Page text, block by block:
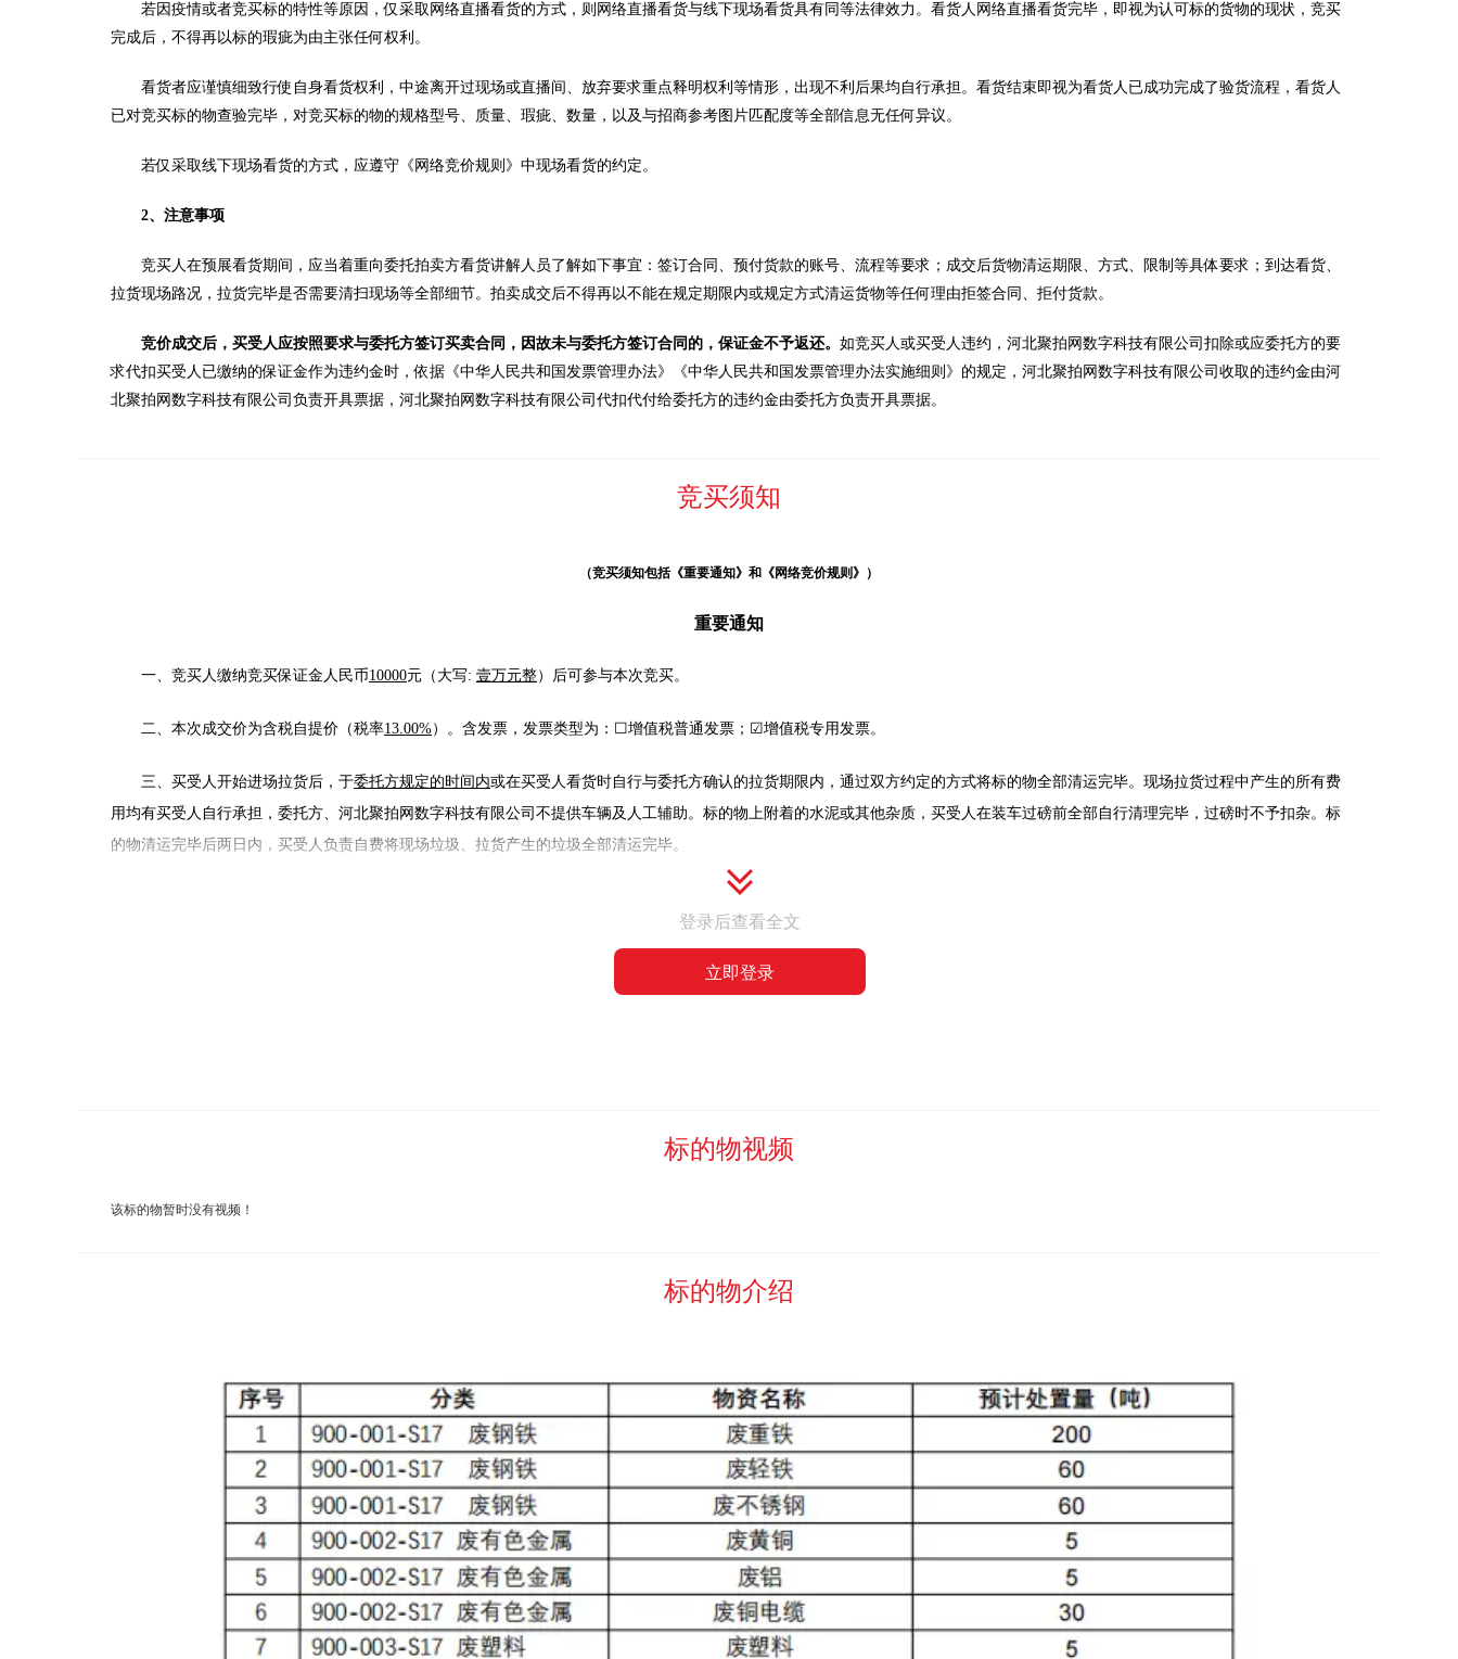
若因疫情或者竞买标的特性等原因，仅采取网络直播看货的方式，则网络直播看货与线下现场看货具有同等法律效力。看货人网络直播看货完毕，即视为认可标的货物的现状，竞买
完成后，不得再以标的瑕疵为由主张任何权利。
看货者应谨慎细致行使自身看货权利，中途离开过现场或直播间、放弃要求重点释明权利等情形，出现不利后果均自行承担。看货结束即视为看货人已成功完成了验货流程，看货人
已对竞买标的物查验完毕，对竞买标的物的规格型号、质量、瑕疵、数量，以及与招商参考图片匹配度等全部信息无任何异议。
若仅采取线下现场看货的方式，应遵守《网络竞价规则》中现场看货的约定。
2、注意事项
竞买人在预展看货期间，应当着重向委托拍卖方看货讲解人员了解如下事宜：签订合同、预付货款的账号、流程等要求；成交后货物清运期限、方式、限制等具体要求；到达看货、
拉货现场路况，拉货完毕是否需要清扫现场等全部细节。拍卖成交后不得再以不能在规定期限内或规定方式清运货物等任何理由拒签合同、拒付货款。
竞价成交后，买受人应按照要求与委托方签订买卖合同，因故未与委托方签订合同的，保证金不予返还。 如竞买人或买受人违约，河北聚拍网数字科技有限公司扣除或应委托方的要
求代扣买受人已缴纳的保证金作为违约金时，依据《中华人民共和国发票管理办法》《中华人民共和国发票管理办法实施细则》的规定，河北聚拍网数字科技有限公司收取的违约金由河
北聚拍网数字科技有限公司负责开具票据，河北聚拍网数字科技有限公司代扣代付给委托方的违约金由委托方负责开具票据。
竞买须知
（竞买须知包括《重要通知》和《网络竞价规则》）
重要通知
一、竞买人缴纳竞买保证金人民币10000元（大写: 壹万元整）后可参与本次竞买。
二、本次成交价为含税自提价（税率13.00%）。含发票，发票类型为：☐增值税普通发票；☑增值税专用发票。
三、买受人开始进场拉货后，于委托方规定的时间内或在买受人看货时自行与委托方确认的拉货期限内，通过双方约定的方式将标的物全部清运完毕。现场拉货过程中产生的所有费
用均有买受人自行承担，委托方、河北聚拍网数字科技有限公司不提供车辆及人工辅助。标的物上附着的水泥或其他杂质，买受人在装车过磅前全部自行清理完毕，过磅时不予扣杂。标
的物清运完毕后两日内，买受人负责自费将现场垃圾、拉货产生的垃圾全部清运完毕。
竞买人违反上述约定的，委托方、河北聚拍网数字科技有限公司有权扣除保证金，并追究违约责任。
网竞价页面展示“买定成交”字样并生成成交通知书，视同“拍卖师落槌或者以其他公开表示买定的方式确认”，此时竞价拍卖成交，平台服务费及佣金数额确定后应当立即支付，支付标准
及佣金；本次成交价为不含票价（部分特殊物品不能开具发票）的，或者因故未能开具发票的，买受人应按照标的物实际成交金额为基数，依照前述比例的标准向河北中废通拍卖有限公
竞价成交后，竞品数量固定不变的，买受人应按照竞价成交数量乘以人民币/元/单位（大写: /）的标准，向河北中废通拍卖有限公司支付平台服务费及佣金；竞品成交数量发
生变化的，买受人按照实际成交数量计算前述平台服务费及佣金。
、按照批次计收平台服务费及佣金
竞价成交后，买受人应按照实际成交批次乘以人民币/元/批（大写
）的标准，向河北中废通拍卖有限公司支付平台服务费及佣金。
1、 经河北中废通拍卖有限公司主持竞价成交后（特殊情形下采用最高价审批招标竞价模式中，经委托方核实确认成交后），买受人未按照《竞买公告》《竞买须知》“招商告知说
明”等本次竞价要求，或者未按照其与委托方的约定履行相关义务的，买受人应按照标的物预处置数量等所对应平台服务费及佣金的收费标准，向河北中废通拍卖有限公司支付平台服务费
2、 河北中废通拍卖有限公司通过函件催收平台服务费及佣金的，买受人自收到或者视为收到函件后3日内将平台服务费及佣金转入指定账户，逾期支付视为买受人借款，以未付平台
登录后查看全文
立即登录
标的物视频
该标的物暂时没有视频！
标的物介绍